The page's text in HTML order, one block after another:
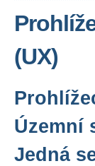
(UX)
Územní
Jedná